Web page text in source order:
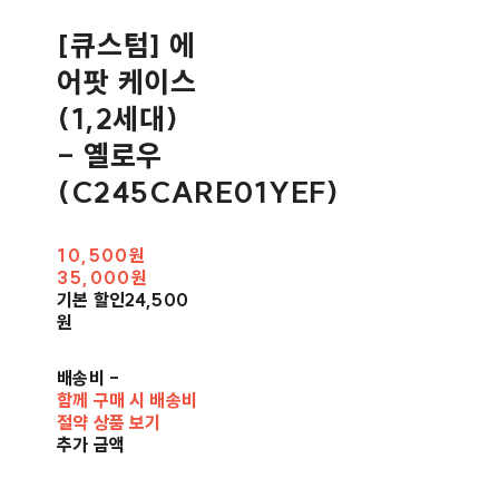
[큐스텀] 에
어팟 케이스
(1,2세대)
- 옐로우
(C245CARE01YEF)
10,500원
35,000원
기본 할인24,500
원
배송비 -
함께 구매 시 배송비
절약 상품 보기
추가 금액